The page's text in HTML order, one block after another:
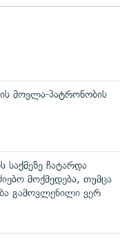
მოვლა-პატრონობის
საქმეზე ჩატარდა
მოქმედება, თუმცა
გამოვლენილი ვერ